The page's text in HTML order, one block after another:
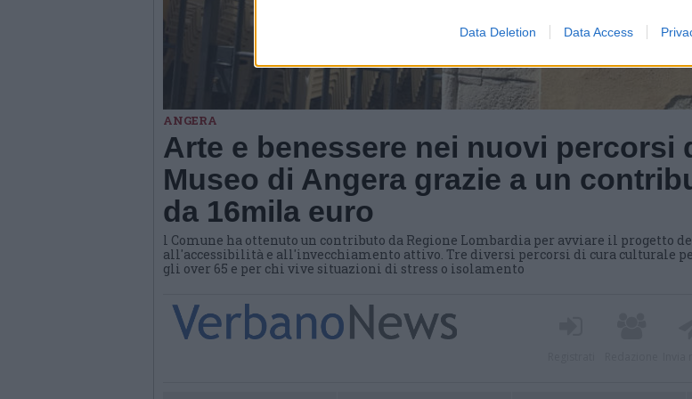
Data Deletion Data Access
ANGERA
Arte e benessere nei nuovi percorsi
Museo di Angera grazie a un
da 16mila euro
l Comune ha ottenuto un contributo da Regione Lombardia per avviare il progetto
all'accessibilità e all'invecchiamento attivo. Tre diversi percorsi di cura culturale
gli over 65 e per chi vive situazioni di stress o isolamento